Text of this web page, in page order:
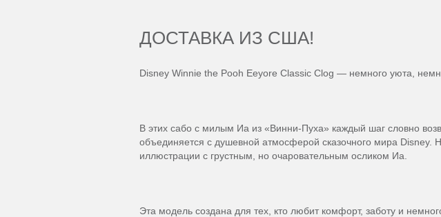
ДОСТАВКА ИЗ США!
Disney Winnie the Pooh Eeyore Classic Clog — немного уюта,
В этих сабо с милым Иа из «Винни-Пуха» каждый шаг словно
объединяется с душевной атмосферой сказочного мира
иллюстрации с грустным, но очаровательным осликом Иа.
Эта модель создана для тех, кто любит комфорт, заботу и